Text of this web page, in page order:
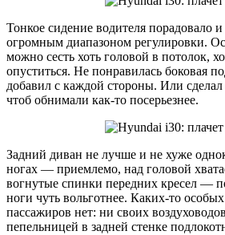
Тонкое сидение водителя порадовало
огромным диапазоном регулировки.
можно сесть хоть головой в потолок,
опуститься. Не понравилась боковая
добавил с каждой стороны. Или
чтоб обнимали как-то посерьезнее.
Задний диван не лучше и не хуже
ногах — приемлемо, над головой
вогнутые спинки передних кресел —
ноги чуть вольготнее. Каких-то
пассажиров нет: ни своих
пепельницей в задней стенке